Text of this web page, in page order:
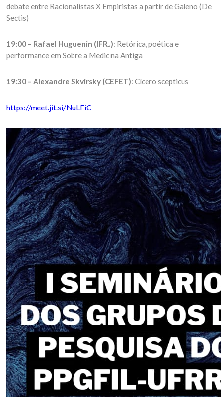
debate entre Racionalistas X Empiristas a partir de Galeno (De
Sectis)
19:00 – Rafael Huguenin (IFRJ): Retórica, poética e
performance em Sobre a Medicina Antiga
19:30 – Alexandre Skvirsky (CEFET): Cícero scepticus
https://meet.jit.si/NuLFiC